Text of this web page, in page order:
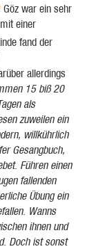
Göz war ein sehr
einer
fand der
allerdings
15 biß 20
als
zuweilen ein
willkührlich
Ge­sangbuch,
Führen einen
fallenden
Übung ein
Wanns
ihnen und
Doch ist sonst